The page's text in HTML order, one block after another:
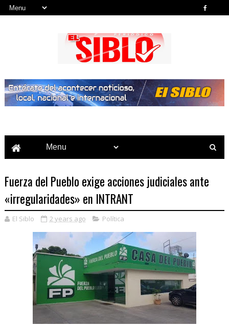
Fuerza del Pueblo exige acciones judiciales ante
«irregularidades» en INTRANT
El Siblo 2 years ago Política